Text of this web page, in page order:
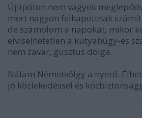
Újlipóton nem vagyok
mert nagyon felkapottnak
de számolom a napokat, mikor
elviselhetetlen a kutyahúgy-és
nem zavar, gusztus dolga.
Nálam Németvölgy a nyerő.
jó közlekedéssel és